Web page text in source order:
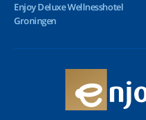
Enjoy Deluxe Wellnesshotel
Groningen